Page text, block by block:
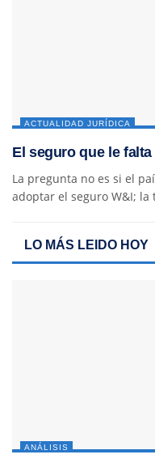
ACTUALIDAD JURÍDICA
El seguro que le
La pregunta no es si el
adoptar el seguro W&I; la
LO MÁS LEIDO HOY
ANÁLISIS